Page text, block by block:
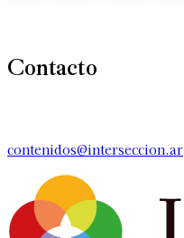
Contacto
contenidos@interseccion.ar